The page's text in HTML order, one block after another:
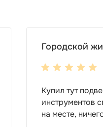
Городской
Купил тут
инструментов
на месте,